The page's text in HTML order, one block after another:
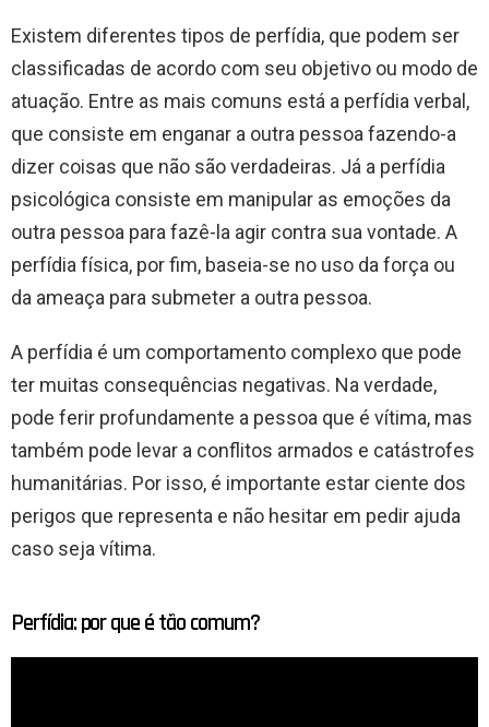
Existem diferentes tipos de perfídia, que podem ser
classificadas de acordo com seu objetivo ou modo de
atuação. Entre as mais comuns está a perfídia verbal,
que consiste em enganar a outra pessoa fazendo-a
dizer coisas que não são verdadeiras. Já a perfídia
psicológica consiste em manipular as emoções da
outra pessoa para fazê-la agir contra sua vontade. A
perfídia física, por fim, baseia-se no uso da força ou
da ameaça para submeter a outra pessoa.
A perfídia é um comportamento complexo que pode
ter muitas consequências negativas. Na verdade,
pode ferir profundamente a pessoa que é vítima, mas
também pode levar a conflitos armados e catástrofes
humanitárias. Por isso, é importante estar ciente dos
perigos que representa e não hesitar em pedir ajuda
caso seja vítima.
Perfídia: por que é tão comum?